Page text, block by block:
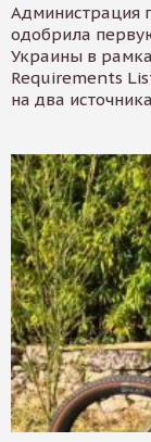
Администрация
одобрила
Украины в
Requirements
на два